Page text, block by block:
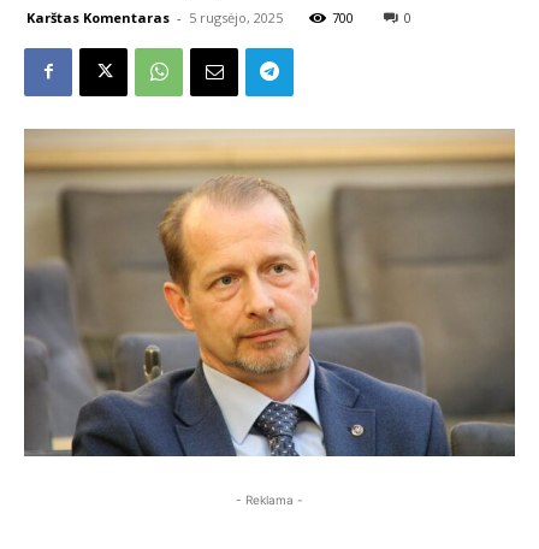
Karštas Komentaras - 5 rugsėjo, 2025 700 0
- Reklama -